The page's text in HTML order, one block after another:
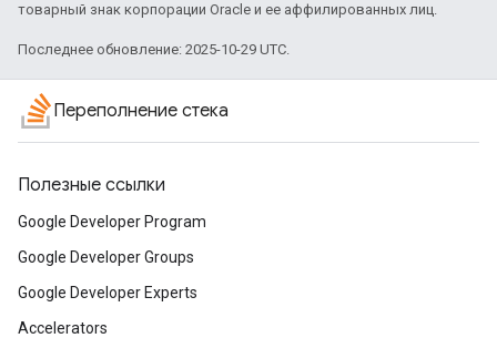
товарный знак корпорации Oracle и ее аффилированных лиц.
Последнее обновление: 2025-10-29 UTC.
Переполнение стека
Полезные ссылки
Google Developer Program
Google Developer Groups
Google Developer Experts
Accelerators